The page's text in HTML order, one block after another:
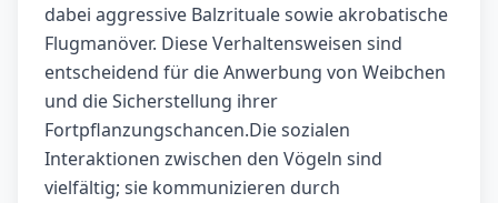
dabei aggressive Balzrituale sowie akrobatische
Flugmanöver. Diese Verhaltensweisen sind
entscheidend für die Anwerbung von Weibchen
und die Sicherstellung ihrer
Fortpflanzungschancen.Die sozialen
Interaktionen zwischen den Vögeln sind
vielfältig; sie kommunizieren durch